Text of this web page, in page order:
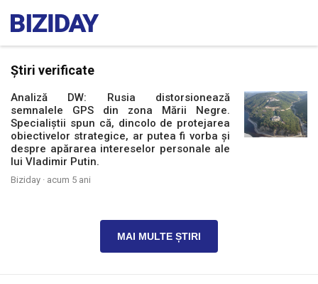
Știri verificate
Analiză DW: Rusia distorsionează
semnalele GPS din zona Mării Negre.
Specialiștii spun că, dincolo de protejarea
obiectivelor strategice, ar putea fi vorba și
despre apărarea intereselor personale ale
lui Vladimir Putin.
Biziday · acum 5 ani
MAI MULTE ȘTIRI